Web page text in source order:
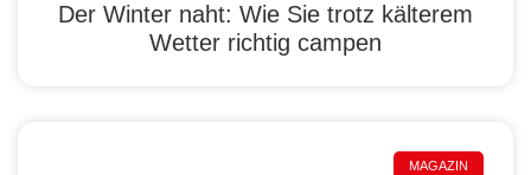
Der Winter naht: Wie Sie trotz kälterem
Wetter richtig campen
MAGAZIN